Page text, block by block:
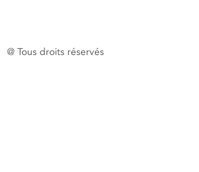
@ Tous droits réservés